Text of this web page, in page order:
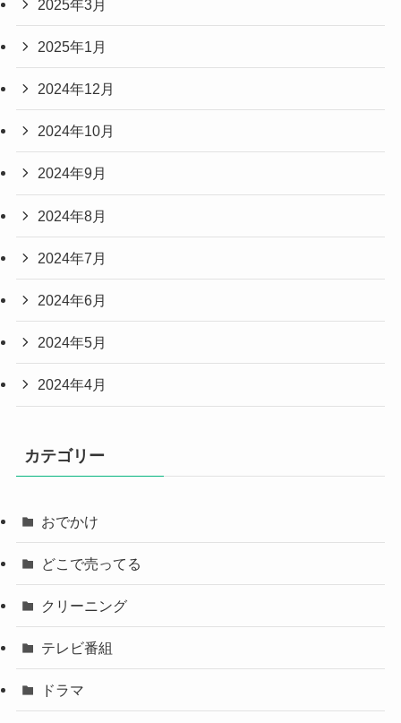
2025年3月
2025年1月
2024年12月
2024年10月
2024年9月
2024年8月
2024年7月
2024年6月
2024年5月
2024年4月
カテゴリー
おでかけ
どこで売ってる
クリーニング
テレビ番組
ドラマ